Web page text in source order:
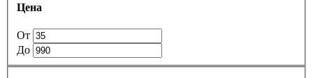
Цена
От
До